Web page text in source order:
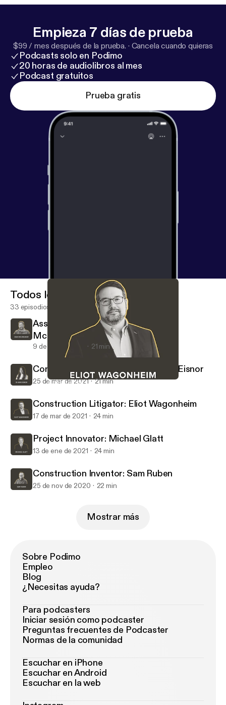
Empieza 7 días de prueba
$99 / mes después de la prueba. · Cancela cuando quieras
Podcasts solo en Podimo
20 horas de audiolibros al mes
Podcast gratuitos
Prueba gratis
Construction Litigator: Eliot Wagonheim
Todos los episodios
33 episodios
Assignar Co-Founder & CEO: Sean
McCreanor
9 de nov de 2021 21 min
Construction Entrepreneur: Di-Ann Eisnor
25 de mar de 2021 21 min
Construction Litigator: Eliot Wagonheim
17 de mar de 2021 24 min
Project Innovator: Michael Glatt
13 de ene de 2021 24 min
Construction Inventor: Sam Ruben
25 de nov de 2020 22 min
Mostrar más
Sobre Podimo
Empleo
Blog
¿Necesitas ayuda?
Para podcasters
Iniciar sesión como podcaster
Preguntas frecuentes de Podcaster
Normas de la comunidad
Escuchar en iPhone
Escuchar en Android
Escuchar en la web